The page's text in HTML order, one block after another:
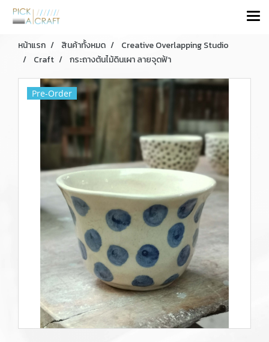
หน้าแรก สินค้าทั้งหมด
Creative Overlapping Studio
Craft
กระถางต้นไม้ดินเผา ลายจุดฟ้า
Pre-Order